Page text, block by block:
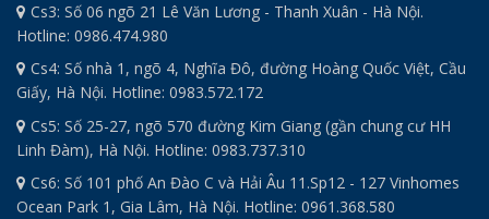
Cs3: Số 06 ngõ 21 Lê Văn Lương - Thanh Xuân - Hà Nội.
Hotline: 0986.474.980
Cs4: Số nhà 1, ngõ 4, Nghĩa Đô, đường Hoàng Quốc Việt, Cầu
Giấy, Hà Nội. Hotline: 0983.572.172
Cs5: Số 25-27, ngõ 570 đường Kim Giang (gần chung cư HH
Linh Đàm), Hà Nội. Hotline: 0983.737.310
Cs6: Số 101 phố An Đào C và Hải Âu 11.Sp12 - 127 Vinhomes
Ocean Park 1, Gia Lâm, Hà Nội. Hotline: 0961.368.580